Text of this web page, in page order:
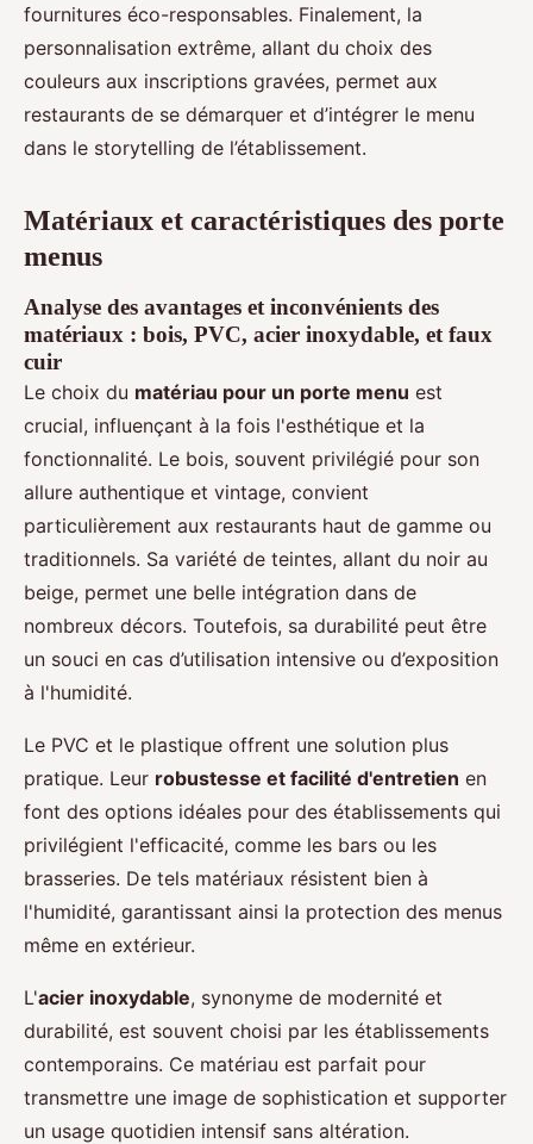
fournitures éco-responsables. Finalement, la
personnalisation extrême, allant du choix des
couleurs aux inscriptions gravées, permet aux
restaurants de se démarquer et d’intégrer le menu
dans le storytelling de l’établissement.
Matériaux et caractéristiques des porte
menus
Analyse des avantages et inconvénients des
matériaux : bois, PVC, acier inoxydable, et faux
cuir
Le choix du matériau pour un porte menu est
crucial, influençant à la fois l'esthétique et la
fonctionnalité. Le bois, souvent privilégié pour son
allure authentique et vintage, convient
particulièrement aux restaurants haut de gamme ou
traditionnels. Sa variété de teintes, allant du noir au
beige, permet une belle intégration dans de
nombreux décors. Toutefois, sa durabilité peut être
un souci en cas d’utilisation intensive ou d’exposition
à l'humidité.
Le PVC et le plastique offrent une solution plus
pratique. Leur robustesse et facilité d'entretien en
font des options idéales pour des établissements qui
privilégient l'efficacité, comme les bars ou les
brasseries. De tels matériaux résistent bien à
l'humidité, garantissant ainsi la protection des menus
même en extérieur.
L'acier inoxydable, synonyme de modernité et
durabilité, est souvent choisi par les établissements
contemporains. Ce matériau est parfait pour
transmettre une image de sophistication et supporter
un usage quotidien intensif sans altération.